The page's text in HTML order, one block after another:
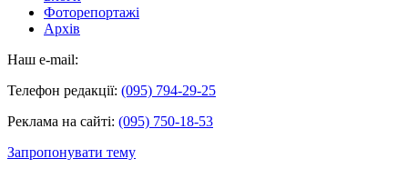
Фоторепортажі
Архів
Наш e-mail:
Телефон редакції: (095) 794-29-25
Реклама на сайті: (095) 750-18-53
Запропонувати тему